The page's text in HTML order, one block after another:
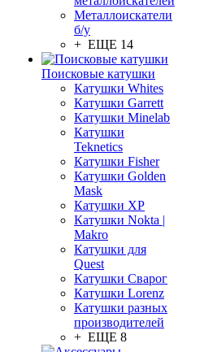
Металлоискатели
б/у
+ ЕЩЕ 14
Поисковые катушки
Катушки Whites
Катушки Garrett
Катушки Minelab
Катушки
Teknetics
Катушки Fisher
Катушки Golden
Mask
Катушки XP
Катушки Nokta |
Makro
Катушки для
Quest
Катушки Сварог
Катушки Lorenz
Катушки разных
производителей
+ ЕЩЕ 8